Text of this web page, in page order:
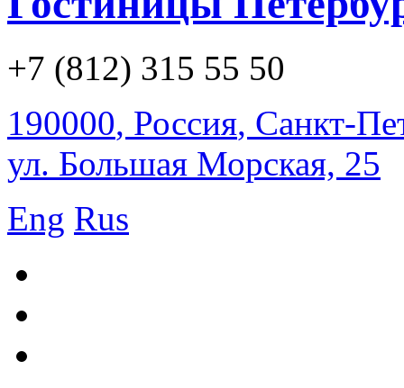
+7 (812) 315 55 50
190000, Россия, Санкт-
ул. Большая Морская, 25
Eng Rus